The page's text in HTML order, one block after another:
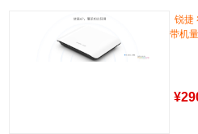
锐捷
带机
¥